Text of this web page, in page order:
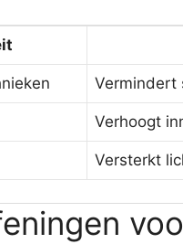
Vermindert
Verhoogt
Versterkt